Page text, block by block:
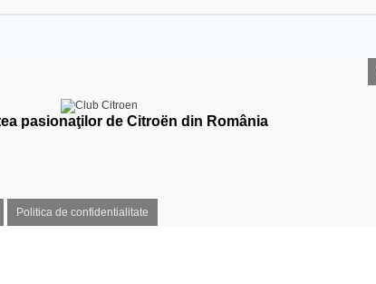
Politica de confidentialitate
pasionaţilor de Citroën din România